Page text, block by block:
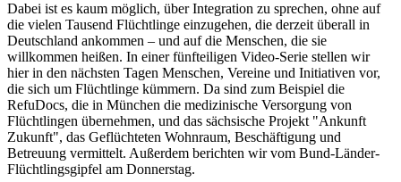
Dabei ist es kaum möglich, über Integration zu sprechen, ohne auf
die vielen Tausend Flüchtlinge einzugehen, die derzeit überall in
Deutschland ankommen – und auf die Menschen, die sie
willkommen heißen. In einer fünfteiligen Video-Serie stellen wir
hier in den nächsten Tagen Menschen, Vereine und Initiativen vor,
die sich um Flüchtlinge kümmern. Da sind zum Beispiel die
RefuDocs, die in München die medizinische Versorgung von
Flüchtlingen übernehmen, und das sächsische Projekt "Ankunft
Zukunft", das Geflüchteten Wohnraum, Beschäftigung und
Betreuung vermittelt. Außerdem berichten wir vom Bund-Länder-
Flüchtlingsgipfel am Donnerstag.